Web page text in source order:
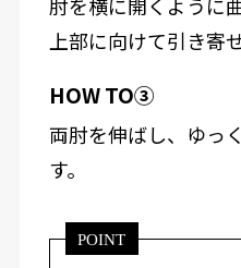
肘を横に開くように
上部に向けて引き寄せ
HOW TO③
両肘を伸ばし、ゆっ
す。
POINT